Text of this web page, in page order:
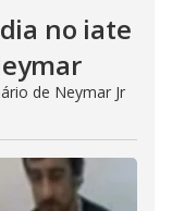
no iate
de Neymar Jr